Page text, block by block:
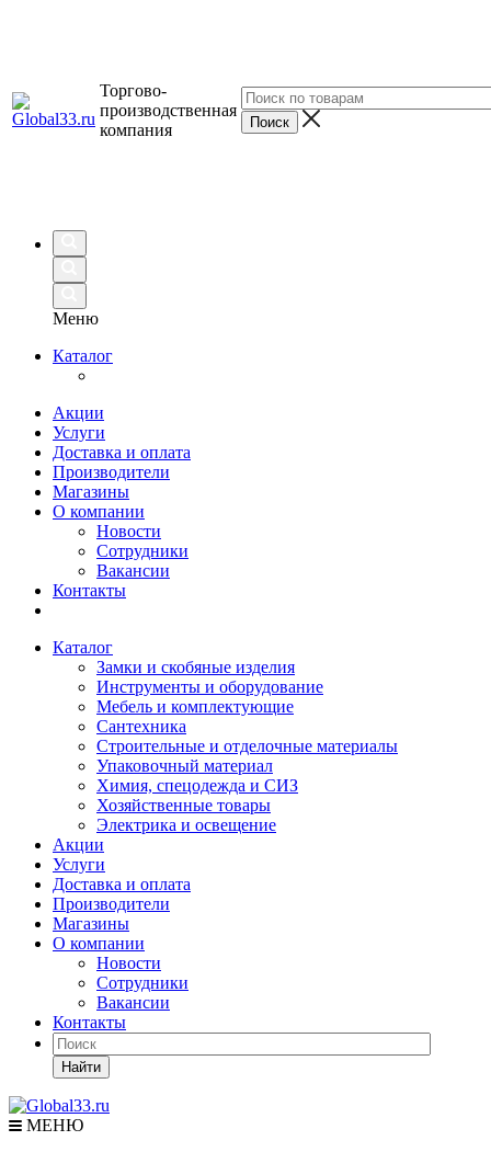
Торгово-
производственная
компания
Меню
Каталог
Акции
Услуги
Доставка и оплата
Производители
Магазины
О компании
Новости
Сотрудники
Вакансии
Контакты
Каталог
Замки и скобяные изделия
Инструменты и оборудование
Мебель и комплектующие
Сантехника
Строительные и отделочные материалы
Упаковочный материал
Химия, спецодежда и СИЗ
Хозяйственные товары
Электрика и освещение
Акции
Услуги
Доставка и оплата
Производители
Магазины
О компании
Новости
Сотрудники
Вакансии
Контакты
Найти
МЕНЮ